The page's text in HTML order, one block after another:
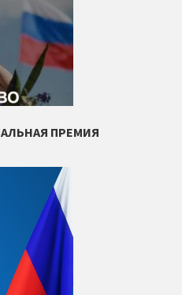
ПРЕМИЯ